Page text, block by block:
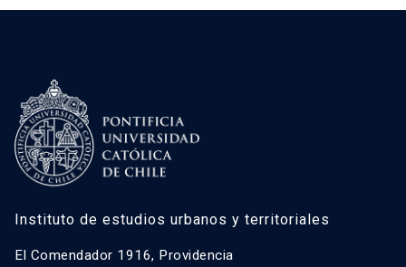
Instituto de estudios urbanos y territoriales
El Comendador 1916, Providencia